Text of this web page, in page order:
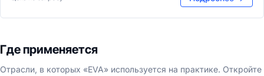
Где применяется
Отрасли, в которых «EVA» используется на практике. Откройте